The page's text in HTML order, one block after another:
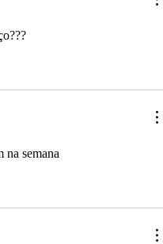
na semana